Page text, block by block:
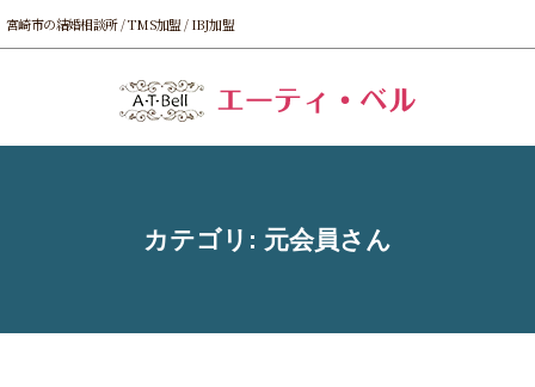
宮崎市の結婚相談所 / TMS加盟 / IBJ加盟
カテゴリ: 元会員さん